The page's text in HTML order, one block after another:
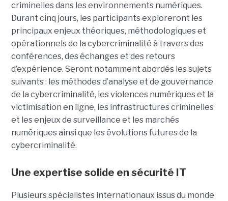
criminelles dans les environnements numériques.
Durant cinq jours, les participants exploreront les
principaux enjeux théoriques, méthodologiques et
opérationnels de la cybercriminalité à travers des
conférences, des échanges et des retours
d’expérience. Seront notamment abordés les sujets
suivants : les méthodes d’analyse et de gouvernance
de la cybercriminalité, les violences numériques et la
victimisation en ligne, les infrastructures criminelles
et les enjeux de surveillance et les marchés
numériques ainsi que les évolutions futures de la
cybercriminalité.
Une expertise solide en sécurité IT
Plusieurs spécialistes internationaux issus du monde